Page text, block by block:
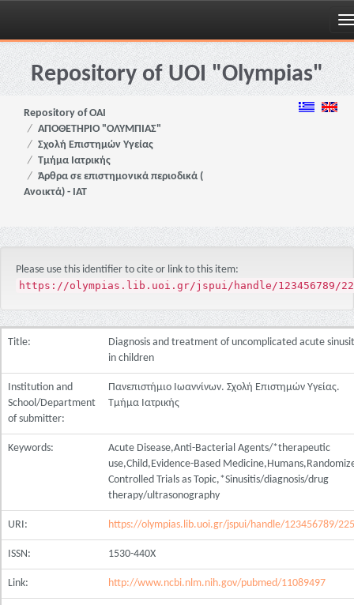
Skip
navigationRepository of UOI "Olympias"
Repository of OAI
ΑΠΟΘΕΤΗΡΙΟ "ΟΛΥΜΠΙΑΣ"
Σχολή Επιστημών Υγείας
Τμήμα Ιατρικής
Άρθρα σε επιστημονικά περιοδικά (
Ανοικτά) - ΙΑΤ
Please use this identifier to cite or link to this item:
https://olympias.lib.uoi.gr/jspui/handle/123456789/
Title:
Diagnosis and treatment of uncomplicated acute
in children
Institution and
School/Department
of submitter:
Πανεπιστήμιο Ιωαννίνων. Σχολή Επιστημών Υγείας.
Τμήμα Ιατρικής
Keywords:
Acute Disease,Anti-Bacterial Agents/*therapeutic
use,Child,Evidence-Based
Controlled Trials as Topic,*Sinusitis/diagnosis/drug
therapy/ultrasonography
URI: https://olympias.lib.uoi.gr/jspui/handle/123456789/
ISSN: 1530-440X
Link: http://www.ncbi.nlm.nih.gov/pubmed/11089497